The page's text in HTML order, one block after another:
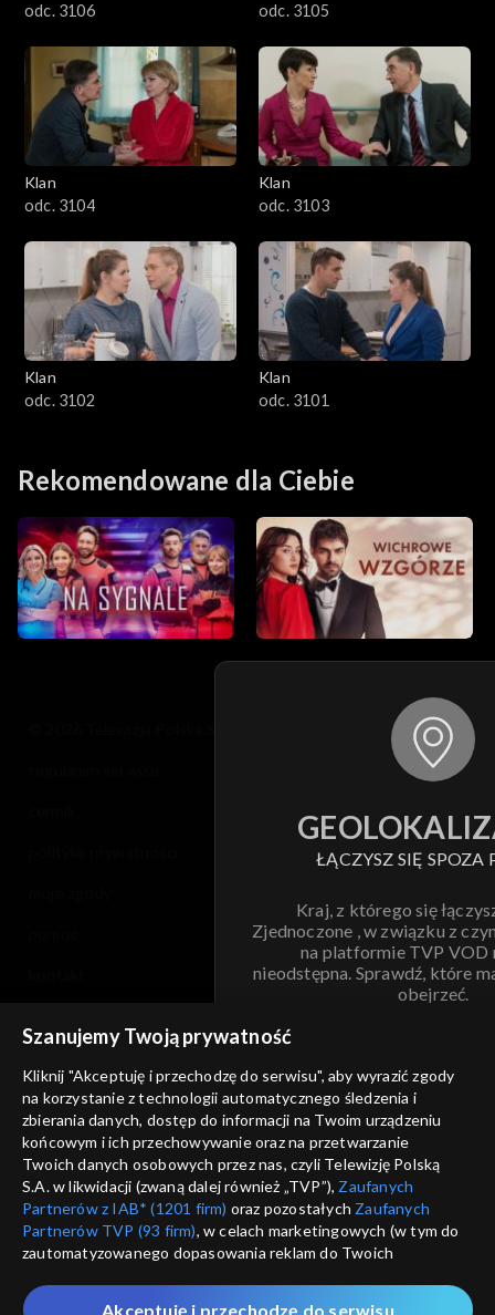
odc. 3106
odc. 3105
Klan
odc. 3104
Klan
odc. 3103
Klan
odc. 3102
Klan
odc. 3101
Rekomendowane dla Ciebie
ŁĄCZYSZ SIĘ SPOZA
Kraj, z którego się
Zjednoczone , w związku z
na platformie TVP VOD
nieodstępna. Sprawdź, które
obejrzeć.
ANULUJ
informacje o dostawcy usług
Szanujemy Twoją prywatność
Kliknij "Akceptuję i przechodzę do serwisu", aby wyrazić zgody
na korzystanie z technologii automatycznego śledzenia i
zbierania danych, dostęp do informacji na Twoim urządzeniu
końcowym i ich przechowywanie oraz na przetwarzanie
Twoich danych osobowych przez nas, czyli Telewizję Polską
S.A. w likwidacji (zwaną dalej również „TVP”), Zaufanych
Partnerów z IAB* (1201 firm) oraz pozostałych Zaufanych
Partnerów TVP (93 firm), w celach marketingowych (w tym do
zautomatyzowanego dopasowania reklam do Twoich
które wskazujemy poniżej, a także zgody na udostępnianie
Akceptuję i przechodzę do serwisu